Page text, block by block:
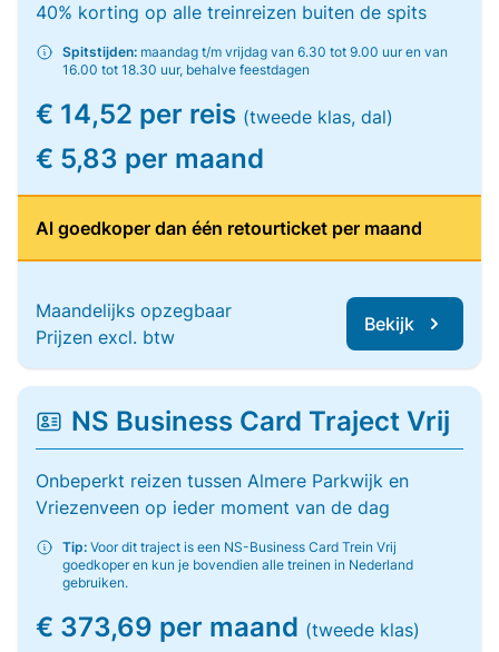
40% korting op alle treinreizen buiten de spits
Spitstijden: maandag t/m vrijdag van 6.30 tot 9.00 uur en van
16.00 tot 18.30 uur, behalve feestdagen
€ 14,52 per reis (tweede klas, dal)
€ 5,83 per maand
Al goedkoper dan één retourticket per maand
Maandelijks opzegbaar
Prijzen excl. btw
Bekijk
NS Business Card Traject Vrij
Onbeperkt reizen tussen Almere Parkwijk en
Vriezenveen op ieder moment van de dag
Tip: Voor dit traject is een NS-Business Card Trein Vrij
goedkoper en kun je bovendien alle treinen in Nederland
gebruiken.
€ 373,69 per maand (tweede klas)